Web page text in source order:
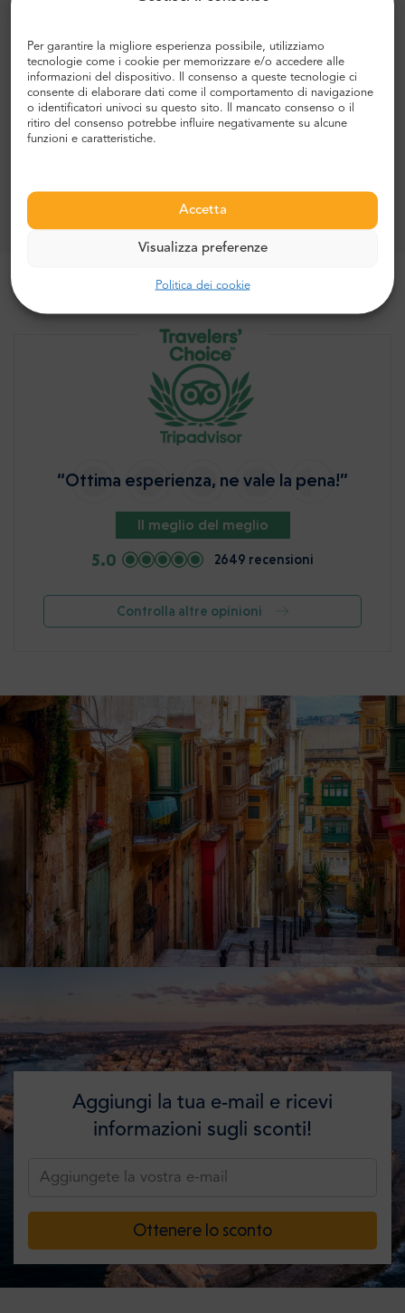
Per garantire la migliore esperienza possibile, utilizziamo
tecnologie come i cookie per memorizzare e/o accedere alle
informazioni del dispositivo. Il consenso a queste tecnologie ci
consente di elaborare dati come il comportamento di navigazione
o identificatori univoci su questo sito. Il mancato consenso o il
ritiro del consenso potrebbe influire negativamente su alcune
funzioni e caratteristiche.
Accetta
Visualizza preferenze
Politica dei cookie
Mdina Malta Airport DA 57$
Malta Airport Gozo Ferry
RICHIEDI UN
PREVENTIVO
Gozo Ferry Malta Airport
PREVENTIVO
“Ottima esperienza, ne vale la pena!”
Il meglio del meglio
5.0 2649 recensioni
Controlla altre opinioni
Aggiungi la tua e-mail e ricevi
informazioni sugli sconti!
Ottenere lo sconto